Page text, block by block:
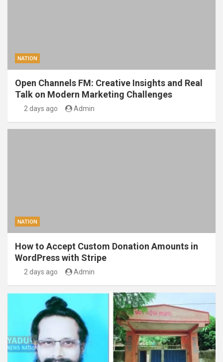
NATION
Open Channels FM: Creative Insights and Real
Talk on Modern Marketing Challenges
2 days ago Admin
NATION
How to Accept Custom Donation Amounts in
WordPress with Stripe
2 days ago Admin